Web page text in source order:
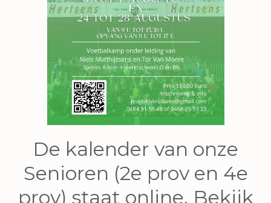
De kalender van onze
Senioren (2e prov en 4e
prov) staat online. Bekijk